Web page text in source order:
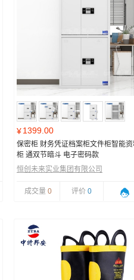
¥1399.00
保密柜 财务凭证档案柜文件柜智能
柜 通双节暗斗 电子密码款
恒创未来实业集团有限公司
成交量 0 评价 0